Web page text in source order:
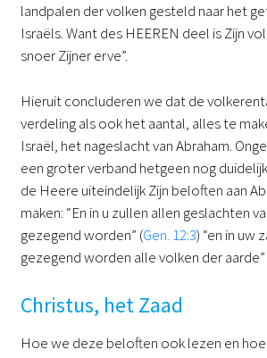
landpalen der volken gesteld naar het
Israëls. Want des HEEREN deel is Zijn
snoer Zijner erve”.
Hieruit concluderen we dat de
verdeling als ook het aantal, alles te
Israël, het nageslacht van Abraham.
een groter verband hetgeen nog
de Heere uiteindelijk Zijn beloften aan
maken: “En in u zullen allen geslachten
gezegend worden” (Gen. 12:3) “en in uw
gezegend worden alle volken der aarde”
Christus, het Zaad
Hoe we deze beloften ook lezen en